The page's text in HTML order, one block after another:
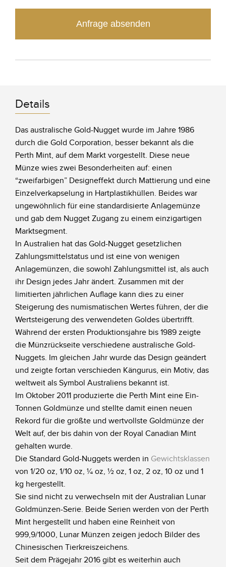
Anfrage absenden
Details
Das australische Gold-Nugget wurde im Jahre 1986
durch die Gold Corporation, besser bekannt als die
Perth Mint, auf dem Markt vorgestellt. Diese neue
Münze wies zwei Besonderheiten auf: einen
“zweifarbigen” Designeffekt durch Mattierung und eine
Einzelverkapselung in Hartplastikhüllen. Beides war
ungewöhnlich für eine standardisierte Anlagemünze
und gab dem Nugget Zugang zu einem einzigartigen
Marktsegment.
In Australien hat das Gold-Nugget gesetzlichen
Zahlungsmittelstatus und ist eine von wenigen
Anlagemünzen, die sowohl Zahlungsmittel ist, als auch
ihr Design jedes Jahr ändert. Zusammen mit der
limitierten jährlichen Auflage kann dies zu einer
Steigerung des numismatischen Wertes führen, der die
Wertsteigerung des verwendeten Goldes übertrifft.
Während der ersten Produktionsjahre bis 1989 zeigte
die Münzrückseite verschiedene australische Gold-
Nuggets. Im gleichen Jahr wurde das Design geändert
und zeigte fortan verschieden Kängurus, ein Motiv, das
weltweit als Symbol Australiens bekannt ist.
Im Oktober 2011 produzierte die Perth Mint eine Ein-
Tonnen Goldmünze und stellte damit einen neuen
Rekord für die größte und wertvollste Goldmünze der
Welt auf, der bis dahin von der Royal Canadian Mint
gehalten wurde.
Die Standard Gold-Nuggets werden in Gewichtsklassen
von 1/20 oz, 1/10 oz, ¼ oz, ½ oz, 1 oz, 2 oz, 10 oz und 1
kg hergestellt.
Sie sind nicht zu verwechseln mit der Australian Lunar
Goldmünzen-Serie. Beide Serien werden von der Perth
Mint hergestellt und haben eine Reinheit von
999,9/1000, Lunar Münzen zeigen jedoch Bilder des
Chinesischen Tierkreiszeichens.
Seit dem Prägejahr 2016 gibt es weiterhin auch